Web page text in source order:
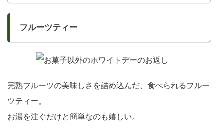
フルーツティー
完熟フルーツの美味しさを詰め込んだ、食べられるフルー
ツティー。
お湯を注ぐだけと簡単なのも嬉しい。